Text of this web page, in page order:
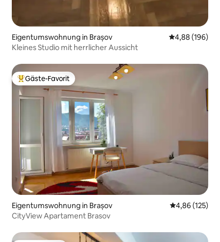
Eigentumswohnung in Brașov
4,88 (196)
Kleines Studio mit herrlicher Aussicht
Beliebter Gäste-Favorit.
Gäste-Favorit
Eigentumswohnung in Brașov
4,86 (125)
CityView Apartament Brasov